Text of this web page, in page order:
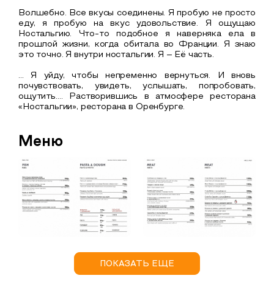
Волшебно. Все вкусы соединены. Я пробую не просто
еду, я пробую на вкус удовольствие. Я ощущаю
Ностальгию. Что-то подобное я наверняка ела в
прошлой жизни, когда обитала во Франции. Я знаю
это точно. Я внутри ностальгии. Я – Её часть.
… Я уйду, чтобы непременно вернуться. И вновь
почувствовать, увидеть, услышать, попробовать,
ощутить…. Растворившись в атмосфере ресторана
«Ностальгии», ресторана в Оренбурге.
Меню
ПОКАЗАТЬ ЕЩЕ